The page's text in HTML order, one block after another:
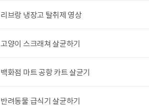
리브랑 냉장고 탈취제 영상
고양이 스크래쳐 살균하기
백화점 마트 공항 카트 살균기
반려동물 급식기 살균하기